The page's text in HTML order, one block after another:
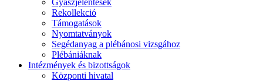
Gyászjelentések
Rekollekció
Támogatások
Nyomtatványok
Segédanyag a plébánosi vizsgához
Plébániáknak
Intézmények és bizottságok
Központi hivatal